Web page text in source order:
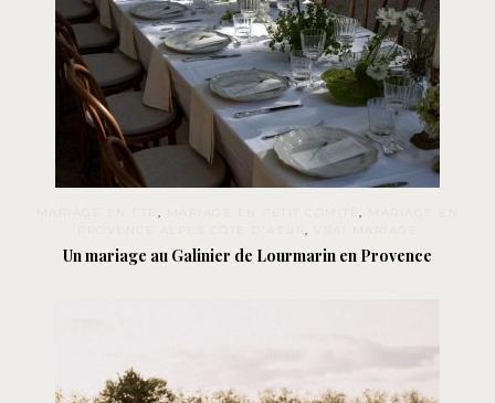
, MARIAGE EN PETIT COMITÉ,
,
Un mariage au Galinier de Lourmarin en Provence